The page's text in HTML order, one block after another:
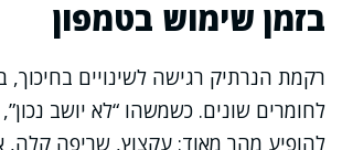
בזמן שימוש בטמפון
רקמת הנרתיק רגישה לשינויים
לחומרים שונים. כשמשהו “לא יושב
להופיע מהר מאוד: עקצוץ, שריפה